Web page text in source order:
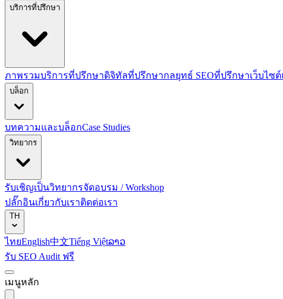
บริการที่ปรึกษา
ภาพรวมบริการที่ปรึกษาดิจิทัลที่ปรึกษากลยุทธ์ SEOที่ปรึกษาเว็บไซต์
บล็อก
บทความและบล็อกCase Studies
วิทยากร
รับเชิญเป็นวิทยากรจัดอบรม / Workshop
ปลั๊กอินเกี่ยวกับเราติดต่อเรา
TH
ไทยEnglish中文Tiếng Việtລາວ
รับ SEO Audit ฟรี
เมนูหลัก